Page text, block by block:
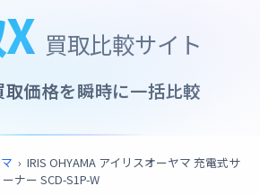
買取比較サイト
価格を瞬時に一括比較
› IRIS OHYAMA アイリスオーヤマ 充電式サ
ナー SCD-S1P-W